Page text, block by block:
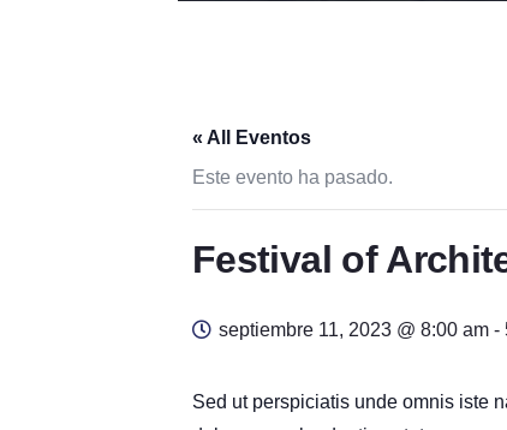
« All Eventos
Este evento ha pasado.
Festival of
septiembre 11, 2023 @ 8:00 am -
Sed ut perspiciatis unde omnis iste